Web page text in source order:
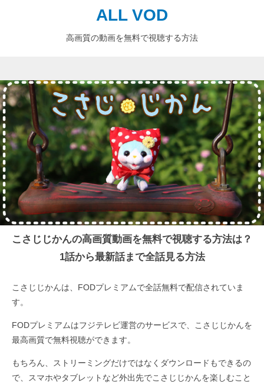
ALL VOD
高画質の動画を無料で視聴する方法
こさじじかんの高画質動画を無料で視聴する方法は？
1話から最新話まで全話見る方法
こさじじかんは、FODプレミアムで全話無料で配信されていま
す。
FODプレミアムはフジテレビ運営のサービスで、こさじじかんを
最高画質で無料視聴ができます。
もちろん、ストリーミングだけではなくダウンロードもできるの
で、スマホやタブレットなど外出先でこさじじかんを楽しむこと